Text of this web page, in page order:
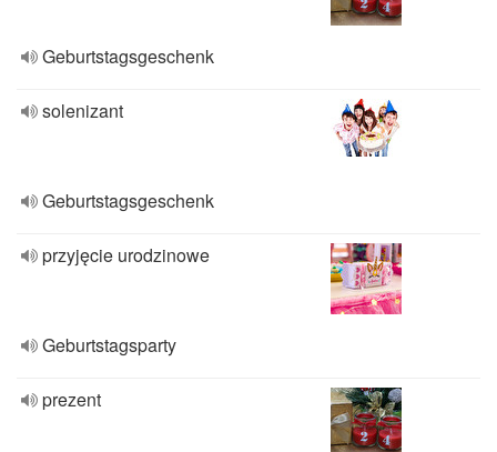
Geburtstagsgeschenk
solenizant
Geburtstagsgeschenk
przyjęcie urodzinowe
Geburtstagsparty
prezent